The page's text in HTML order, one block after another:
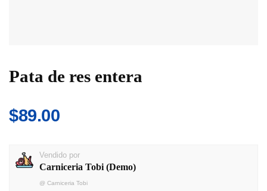
Pata de res entera
$89.00
Vendido por
Carniceria Tobi (Demo)
@ Carniceria Tobi